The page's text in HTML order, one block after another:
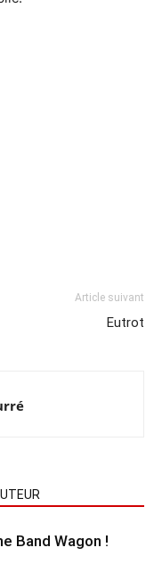
Article suivant
Eutrot
Band Wagon !